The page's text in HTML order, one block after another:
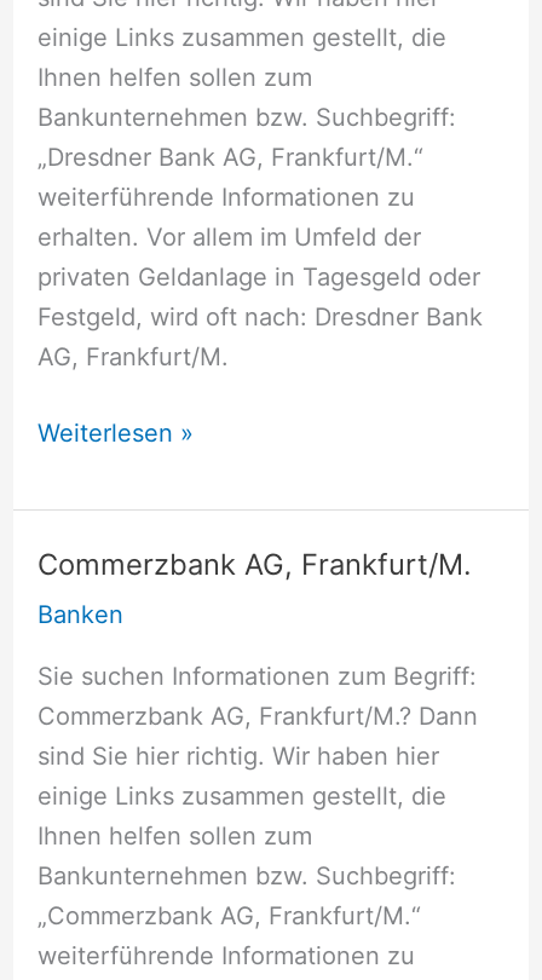
einige Links zusammen gestellt, die
Ihnen helfen sollen zum
Bankunternehmen bzw. Suchbegriff:
„Dresdner Bank AG, Frankfurt/M.“
weiterführende Informationen zu
erhalten. Vor allem im Umfeld der
privaten Geldanlage in Tagesgeld oder
Festgeld, wird oft nach: Dresdner Bank
AG, Frankfurt/M.
Dresdner
AG,
Frankfurt/M.
Weiterlesen »
Commerzbank AG, Frankfurt/M.
Banken
Sie suchen Informationen zum Begriff:
Commerzbank AG, Frankfurt/M.? Dann
sind Sie hier richtig. Wir haben hier
einige Links zusammen gestellt, die
Ihnen helfen sollen zum
Bankunternehmen bzw. Suchbegriff:
„Commerzbank AG, Frankfurt/M.“
weiterführende Informationen zu